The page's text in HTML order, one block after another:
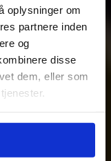
oplysninger om
partnere inden
og
disse
dem, eller som